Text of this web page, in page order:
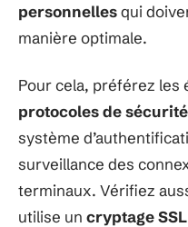
personnellesqui
manière optimale.
Pour cela, préférez les
protocoles de
système
surveillance des
terminaux. Vérifiez
utilise un cryptage SSL